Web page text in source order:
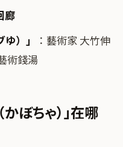
廊
）」
：藝術家 大竹伸
術錢湯
ぼちゃ）」在哪